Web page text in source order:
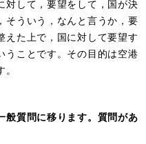
対して，要望をして，国が決
そういう，なんと言うか，要
えた上で，国に対して要望す
うことです。その目的は空港
質問に移ります。質問があ